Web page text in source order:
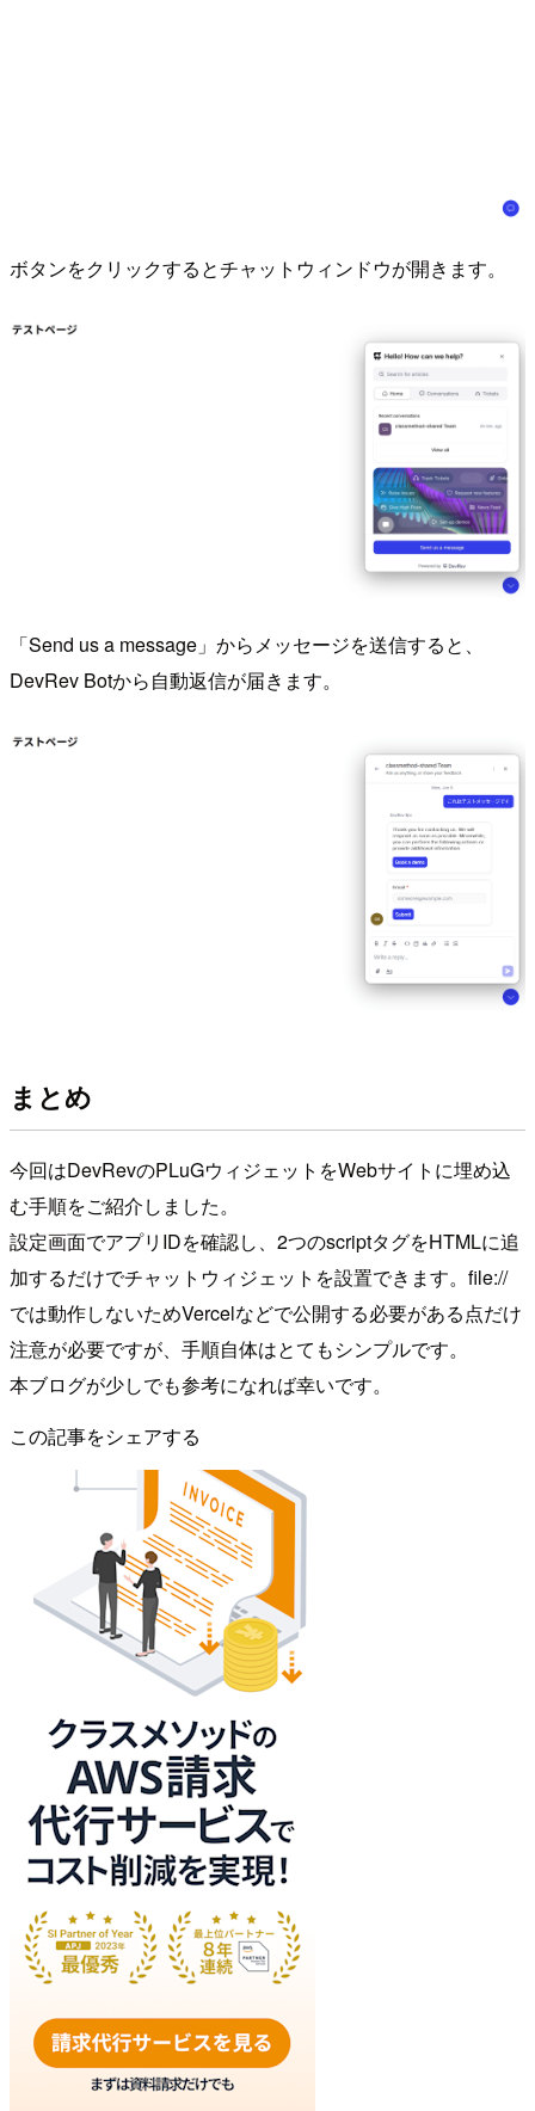
ボタンをクリックするとチャットウィンドウが開きます。
「Send us a message」からメッセージを送信すると、
DevRev Botから自動返信が届きます。
まとめ
今回はDevRevのPLuGウィジェットをWebサイトに埋め込
む手順をご紹介しました。
設定画面でアプリIDを確認し、2つのscriptタグをHTMLに追
加するだけでチャットウィジェットを設置できます。file://
では動作しないためVercelなどで公開する必要がある点だけ
注意が必要ですが、手順自体はとてもシンプルです。
本ブログが少しでも参考になれば幸いです。
この記事をシェアする